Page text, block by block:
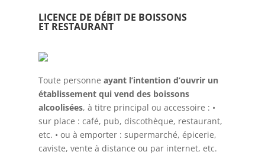
LICENCE DE DÉBIT DE BOISSONS
ET RESTAURANT
Toute personne ayant l’intention d’ouvrir un
établissement qui vend des boissons
alcoolisées, à titre principal ou accessoire : •
sur place : café, pub, discothèque, restaurant,
etc. • ou à emporter : supermarché, épicerie,
caviste, vente à distance ou par internet, etc.